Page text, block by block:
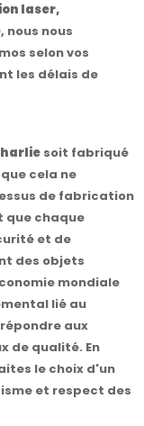
laser,
, nous nous
selon vos
les délais de
soit fabriqué
cela ne
de fabrication
que chaque
et de
des objets
mondiale
lié au
aux
de qualité. En
le choix d'un
et respect des